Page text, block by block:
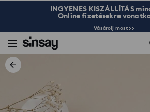
INGYENES KISZÁLLÍTÁS
Online fizetésekre
Vásárolj most >>